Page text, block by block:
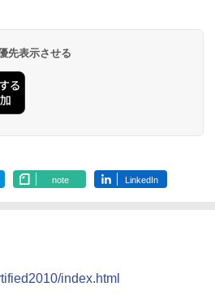
先表示させる
note LinkedIn
index.html